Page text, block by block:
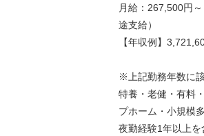
月給：267,500円
途支給）
【年収例】
※上記勤務年数に
特養・老健・有料
プホーム・小規模
夜勤経験1年以上